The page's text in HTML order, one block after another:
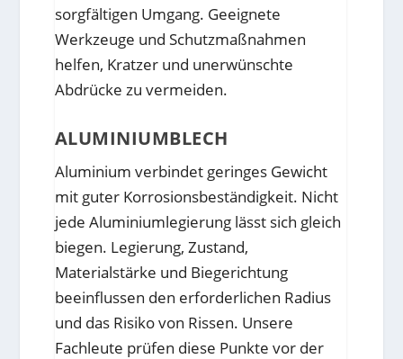
sorgfältigen Umgang. Geeignete
Werkzeuge und Schutzmaßnahmen
helfen, Kratzer und unerwünschte
Abdrücke zu vermeiden.
ALUMINIUMBLECH
Aluminium verbindet geringes Gewicht
mit guter Korrosionsbeständigkeit. Nicht
jede Aluminiumlegierung lässt sich gleich
biegen. Legierung, Zustand,
Materialstärke und Biegerichtung
beeinflussen den erforderlichen Radius
und das Risiko von Rissen. Unsere
Fachleute prüfen diese Punkte vor der